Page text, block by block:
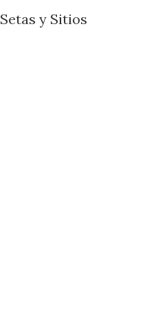
Setas y Sitios